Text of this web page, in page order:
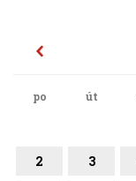
po út
2 3